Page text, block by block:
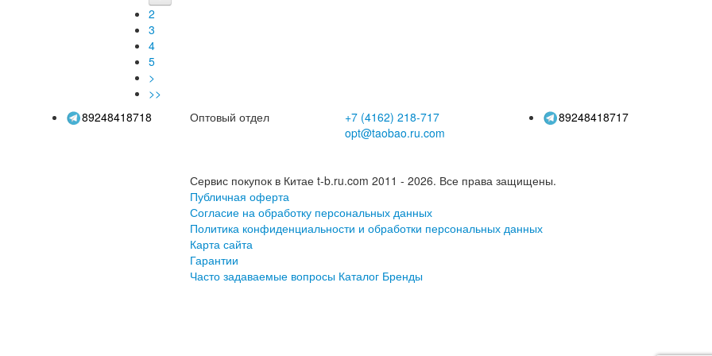
шляпы от солнца
2
3
4
5
>
>>
89248418718 Оптовый отдел +7 (4162) 218-717
opt@taobao.ru.com
89248418717
Сервис покупок в Китае t-b.ru.com 2011 - 2026. Все права защищены.
Публичная оферта
Согласие на обработку персональных данных
Политика конфиденциальности и обработки персональных данных
Карта сайта
Гарантии
Часто задаваемые вопросы Каталог Бренды